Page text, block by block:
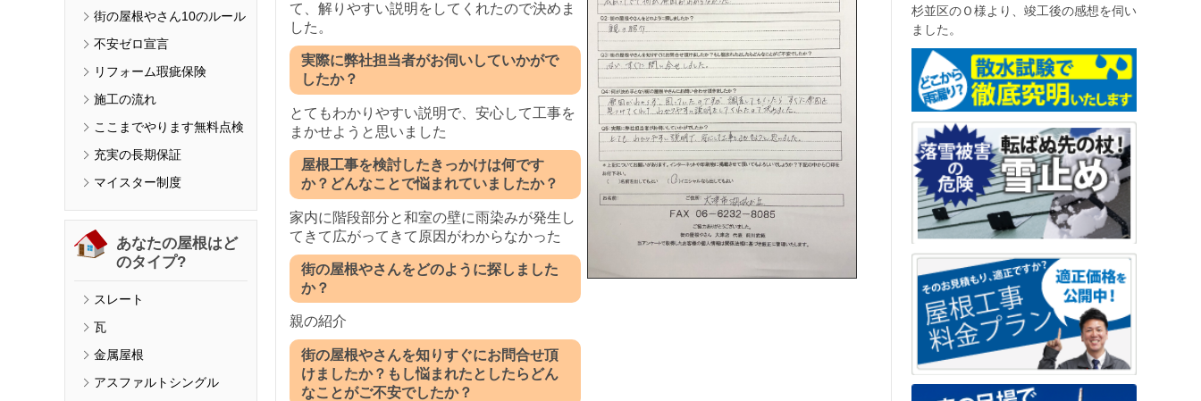
街の屋根やさん10のルール
不安ゼロ宣言
リフォーム瑕疵保険
施工の流れ
ここまでやります無料点検
充実の長期保証
マイスター制度
あなたの屋根はど
のタイプ?
スレート
瓦
金属屋根
アスファルトシングル
て、解りやすい説明をしてくれたので決めま
した。
実際に弊社担当者がお伺いしていかがで
したか？
とてもわかりやすい説明で、安心して工事を
まかせようと思いました
屋根工事を検討したきっかけは何です
か？どんなことで悩まれていましたか？
家内に階段部分と和室の壁に雨染みが発生し
てきて広がってきて原因がわからなかった
街の屋根やさんをどのように探しました
か？
親の紹介
街の屋根やさんを知りすぐにお問合せ頂
けましたか？もし悩まれたとしたらどん
なことがご不安でしたか？
杉並区のＯ様より、竣工後の感想を伺い
ました。